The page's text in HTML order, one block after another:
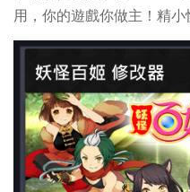
用，你的遊戲你做主！精小